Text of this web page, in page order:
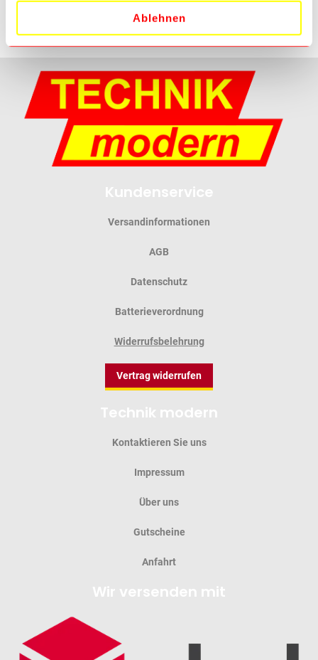
Ablehnen
Versandinformationen
AGB
Datenschutz
Batterieverordnung
Widerrufsbelehrung
Vertrag widerrufen
Kontaktieren Sie uns
Impressum
Über uns
Gutscheine
Anfahrt